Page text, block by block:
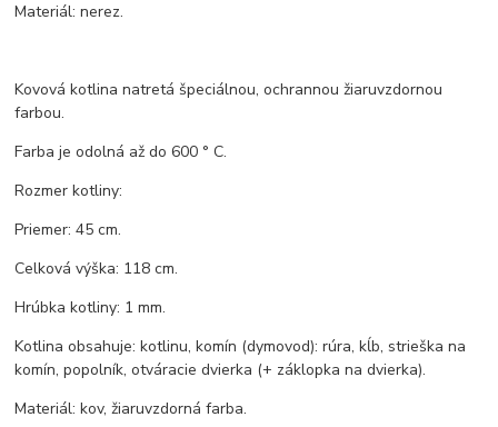
Materiál: nerez.
Kovová kotlina natretá špeciálnou, ochrannou žiaruvzdornou
farbou.
Farba je odolná až do 600 ° C.
Rozmer kotliny:
Priemer: 45 cm.
Celková výška: 118 cm.
Hrúbka kotliny: 1 mm.
Kotlina obsahuje: kotlinu, komín (dymovod): rúra, kĺb, strieška na
komín, popolník, otváracie dvierka (+ záklopka na dvierka).
Materiál: kov, žiaruvzdorná farba.